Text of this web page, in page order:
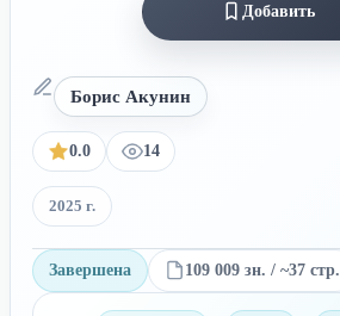
Добавить
Борис Акунин
0.0 14
2025 г.
Завершена 109 009 зн. / ~37 стр.